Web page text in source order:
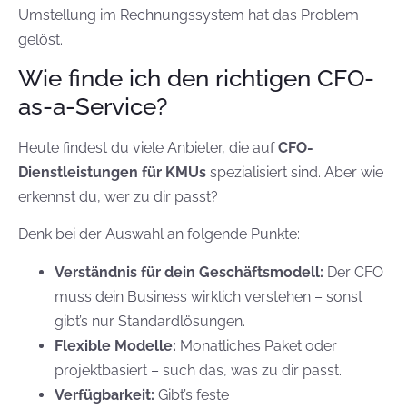
Umstellung im Rechnungssystem hat das Problem
gelöst.
Wie finde ich den richtigen CFO-
as-a-Service?
Heute findest du viele Anbieter, die aufCFO-
Dienstleistungen für KMUs spezialisiert sind. Aber wie
erkennst du, wer zu dir passt?
Denk bei der Auswahl an folgende Punkte:
Verständnis für dein Geschäftsmodell: Der CFO
muss dein Business wirklich verstehen – sonst
gibt’s nur Standardlösungen.
Flexible Modelle: Monatliches Paket oder
projektbasiert – such das, was zu dir passt.
Verfügbarkeit: Gibt’s feste